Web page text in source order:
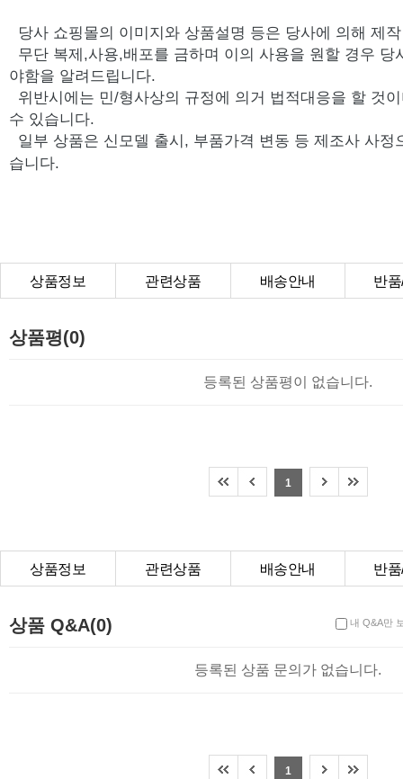
당사 쇼핑몰의 이미지와 상품설명 등은 당사에 의해 제
무단 복제,사용,배포를 금하며 이의 사용을 원할 경우 당
야함을 알려드립니다.
위반시에는 민/형사상의 규정에 의거 법적대응을 할 것
수 있습니다.
일부 상품은 신모델 출시, 부품가격 변동 등 제조사 사정
습니다.
상품정보 관련상품 배송안내 반
상품평(0)
등록된 상품평이 없습니다.
1
상품정보 관련상품 배송안내 반
상품 Q&A(0) 내 Q&A만
등록된 상품 문의가 없습니다.
1